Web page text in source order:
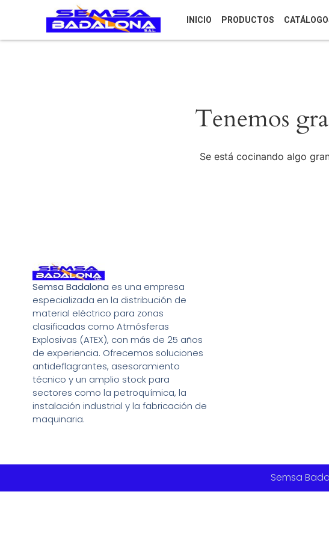
INICIO PRODUCTOS
Tenemos
Se está cocinando algo
Semsa Badalona es una empresa
especializada en la distribución de
material eléctrico para zonas
clasificadas como Atmósferas
Explosivas (ATEX), con más de 25 años
de experiencia. Ofrecemos soluciones
antideflagrantes, asesoramiento
técnico y un amplio stock para
sectores como la petroquímica, la
instalación industrial y la fabricación de
maquinaria.
Semsa